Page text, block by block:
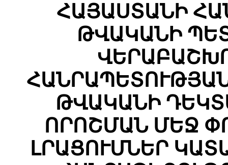
ՀԱՅԱՍՏԱՆԻ
ԹՎԱԿԱՆԻ
ԹՎԱԿԱՆԻ
ՈՐՈՇՄԱՆ ՄԵՋ
ԼՐԱՑՈՒՄՆԵՐ